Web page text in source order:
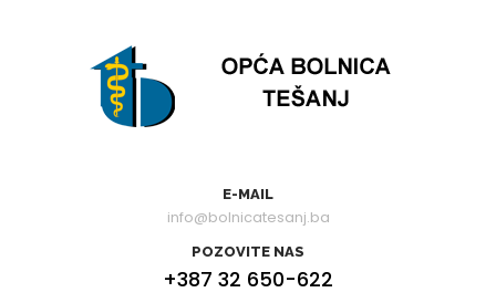
E-MAIL
info@bolnicatesanj.ba
POZOVITE NAS
+387 32 650-622